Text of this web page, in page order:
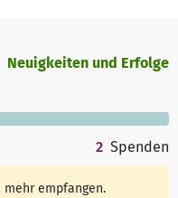
Neuigkeiten und Erfolge
2 Spenden
mehr empfangen.